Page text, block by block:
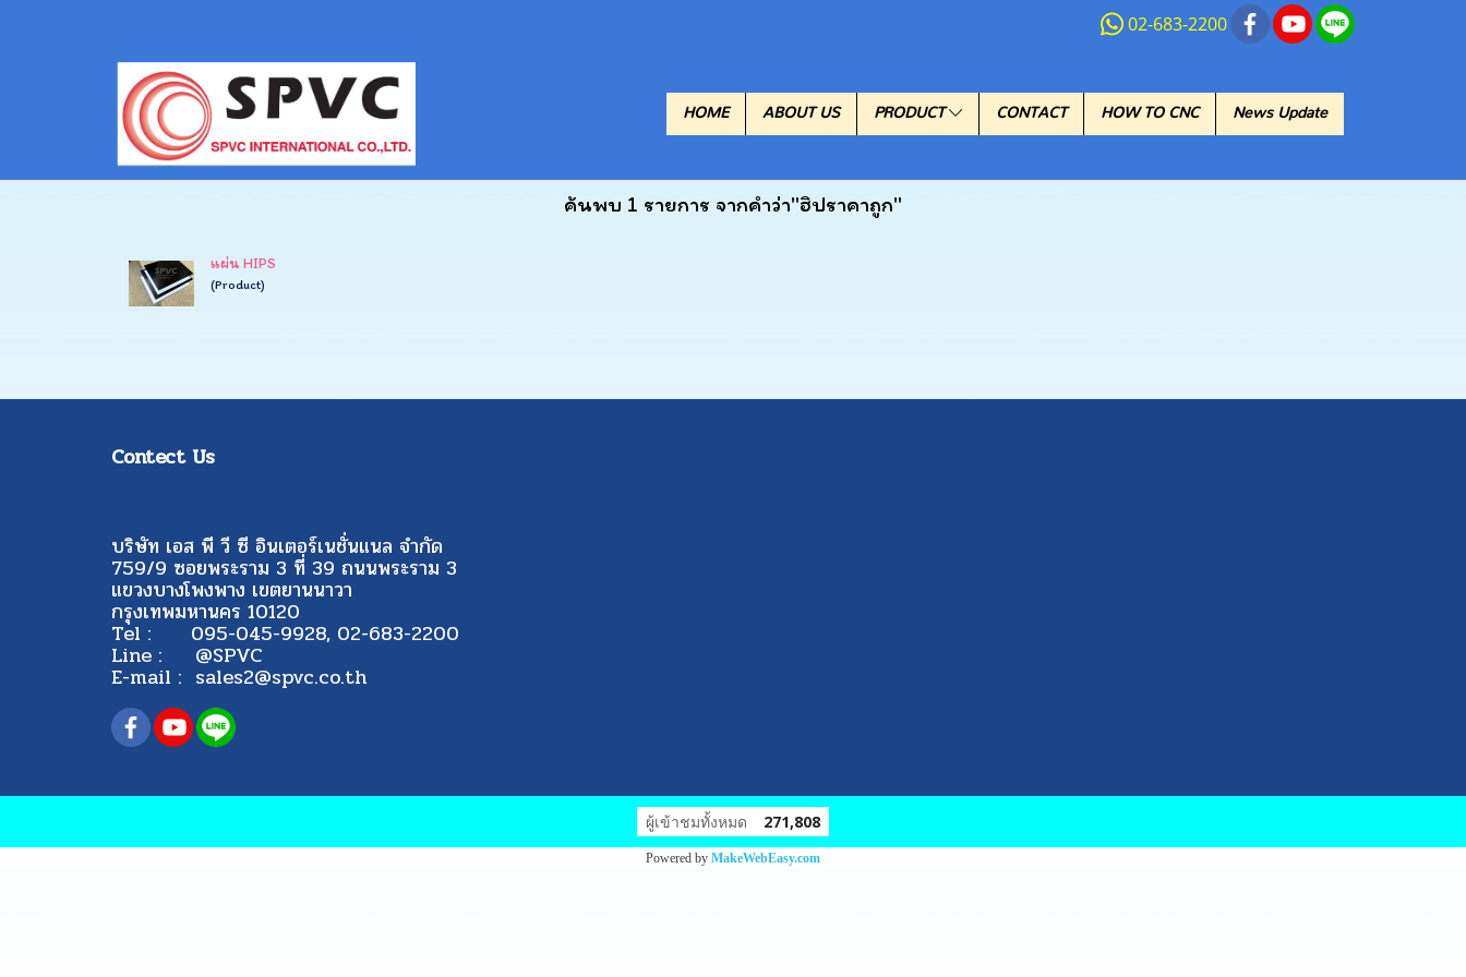
02-683-2200
HOME ABOUT US PRODUCT CONTACT HOW TO CNC News Update
ค้นพบ 1 รายการ จากคำว่า"ฮิปราคาถูก"
แผ่น HIPS
(Product)
Contect Us
บริษัท เอส พี วี ซี อินเตอร์เนชั่นแนล จำกัด
759/9 ซอยพระราม 3 ที่ 39 ถนนพระราม 3
แขวงบางโพงพาง เขตยานนาวา
กรุงเทพมหานคร 10120
Tel : 095-045-9928, 02-683-2200
Line : @SPVC
E-mail : sales2@spvc.co.th
ผู้เข้าชมทั้งหมด 271,808
Powered by MakeWebEasy.com